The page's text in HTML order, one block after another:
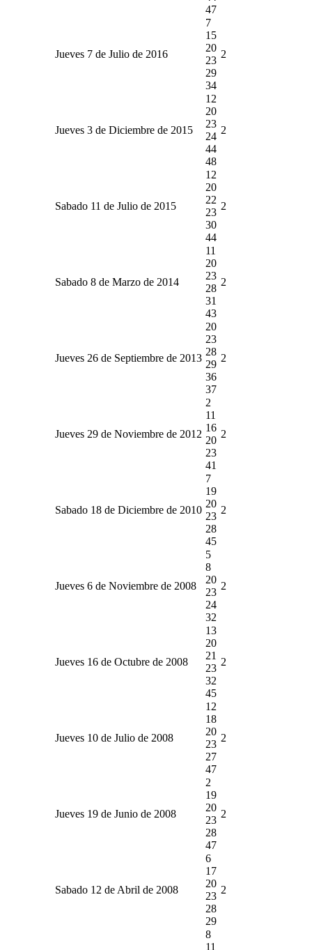
47
Jueves 7 de Julio de 2016
7
15
20
23
29
34
2
Jueves 3 de Diciembre de 2015
12
20
23
24
44
48
2
Sabado 11 de Julio de 2015
12
20
22
23
30
44
2
Sabado 8 de Marzo de 2014
11
20
23
28
31
43
2
Jueves 26 de Septiembre de 2013
20
23
28
29
36
37
2
Jueves 29 de Noviembre de 2012
2
11
16
20
23
41
2
Sabado 18 de Diciembre de 2010
7
19
20
23
28
45
2
Jueves 6 de Noviembre de 2008
5
8
20
23
24
32
2
Jueves 16 de Octubre de 2008
13
20
21
23
32
45
2
Jueves 10 de Julio de 2008
12
18
20
23
27
47
2
Jueves 19 de Junio de 2008
2
19
20
23
28
47
2
Sabado 12 de Abril de 2008
6
17
20
23
28
29
2
8
11